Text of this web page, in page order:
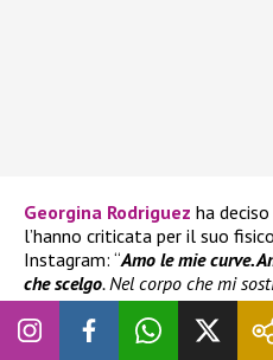
Georgina Rodriguez ha
l’hanno criticata per il suo
Instagram: “Amo le mie curve.
che scelgo. Nel corpo che mi
abbracciare, di dare la vita, di
che merita rispetto, amore e